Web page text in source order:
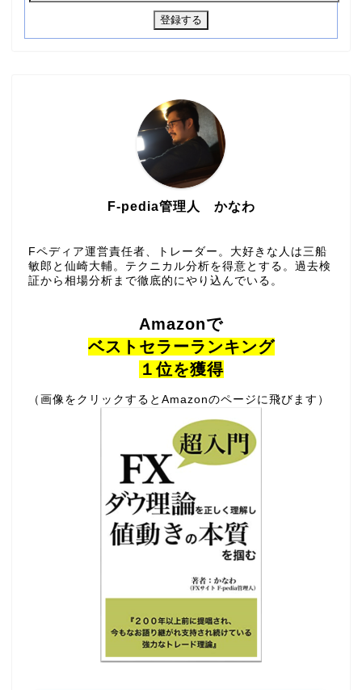
F-pedia管理人 かなわ
Fペディア運営責任者、トレーダー。大好きな人は三船
敏郎と仙崎大輔。テクニカル分析を得意とする。過去検
証から相場分析まで徹底的にやり込んでいる。
Amazonで
ベストセラーランキング
１位を獲得
（画像をクリックするとAmazonのページに飛びます）